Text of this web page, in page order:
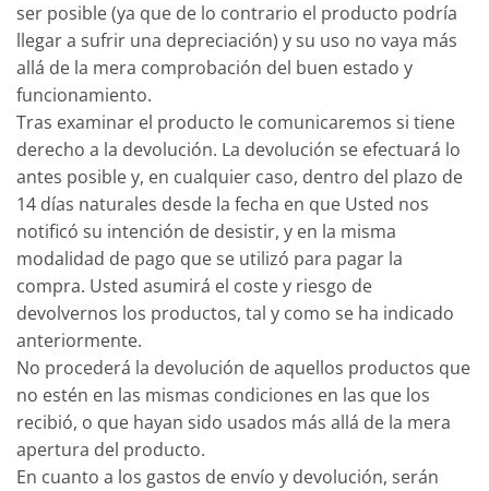
ser posible (ya que de lo contrario el producto podría
llegar a sufrir una depreciación) y su uso no vaya más
allá de la mera comprobación del buen estado y
funcionamiento.
Tras examinar el producto le comunicaremos si tiene
derecho a la devolución. La devolución se efectuará lo
antes posible y, en cualquier caso, dentro del plazo de
14 días naturales desde la fecha en que Usted nos
notificó su intención de desistir, y en la misma
modalidad de pago que se utilizó para pagar la
compra. Usted asumirá el coste y riesgo de
devolvernos los productos, tal y como se ha indicado
anteriormente.
No procederá la devolución de aquellos productos que
no estén en las mismas condiciones en las que los
recibió, o que hayan sido usados más allá de la mera
apertura del producto.
En cuanto a los gastos de envío y devolución, serán